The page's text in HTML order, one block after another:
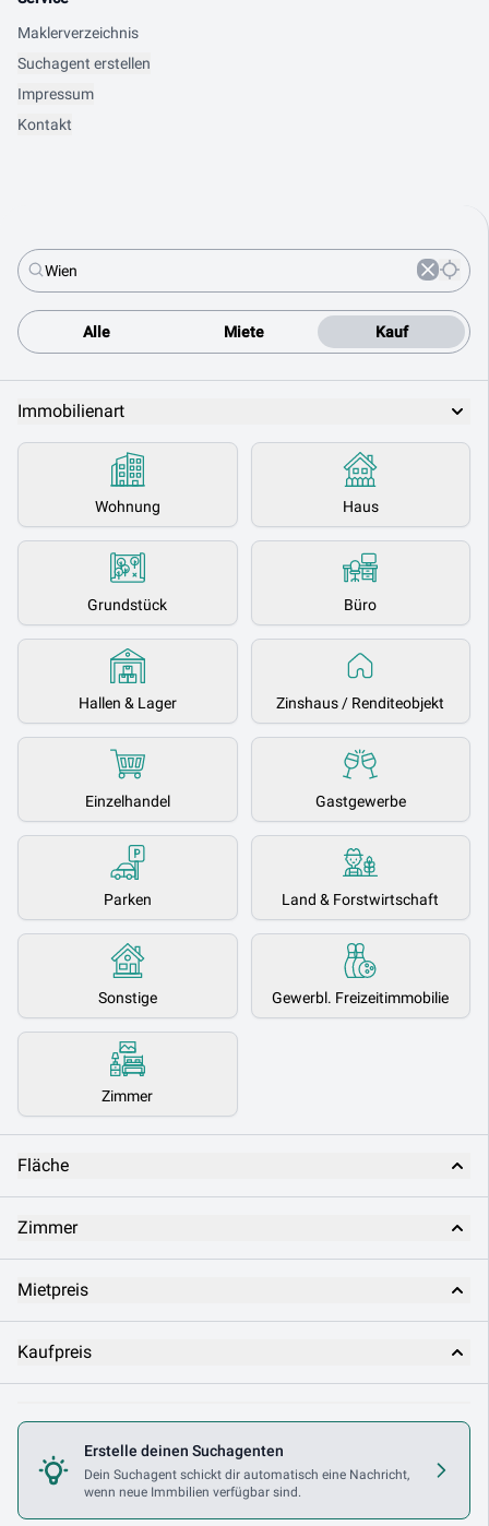
Alle Miete Kauf
Immobilienart
Wohnung Haus
Grundstück Büro
Hallen & Lager Zinshaus / Renditeobjekt
Einzelhandel Gastgewerbe
Parken Land & Forstwirtschaft
Sonstige Gewerbl. Freizeitimmobilie
Zimmer
Fläche
Zimmer
Mietpreis
Kaufpreis
Makler
Erstelle deinen Suchagenten
Dein Suchagent schickt dir automatisch eine Nachricht,
wenn neue Immbilien verfügbar sind.
Maklerverzeichnis
Suchagent erstellen
Impressum
Kontakt